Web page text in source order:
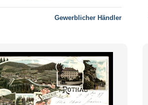
Gewerblicher Händler